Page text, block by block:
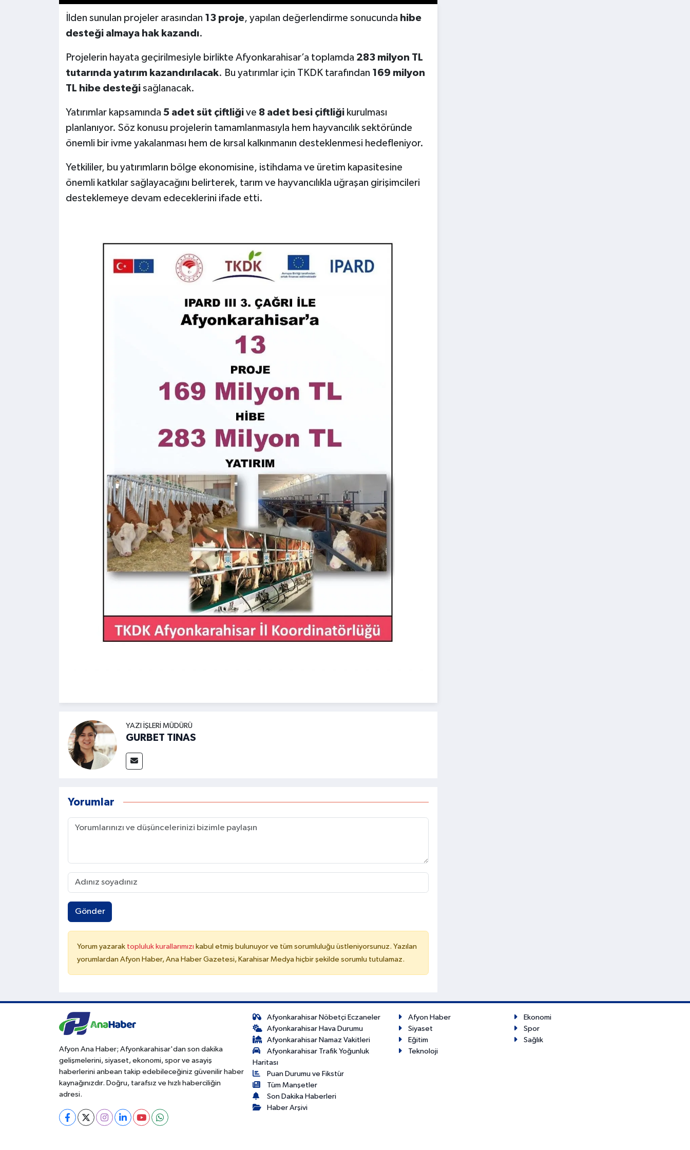
İlden sunulan projeler arasından 13 proje, yapılan değerlendirme sonucunda hibe
desteği almaya hak kazandı.
Projelerin hayata geçirilmesiyle birlikte Afyonkarahisar’a toplamda 283 milyon TL
tutarında yatırım kazandırılacak. Bu yatırımlar için TKDK tarafından 169 milyon
TL hibe desteğisağlanacak.
Yatırımlar kapsamında 5 adet süt çiftliğive 8 adet besi çiftliğikurulması
planlanıyor. Söz konusu projelerin tamamlanmasıyla hem hayvancılık sektöründe
önemli bir ivme yakalanması hem de kırsal kalkınmanın desteklenmesi hedefleniyor.
Yetkililer, bu yatırımların bölge ekonomisine, istihdama ve üretim kapasitesine
önemli katkılar sağlayacağını belirterek, tarım ve hayvancılıkla uğraşan girişimcileri
desteklemeye devam edeceklerini ifade etti.
YAZI İŞLERI MÜDÜRÜ
GURBET TINAS
Yorumlar
Gönder
Yorum yazarak topluluk kurallarımızı kabul etmiş bulunuyor ve tüm sorumluluğu üstleniyorsunuz. Yazılan
yorumlardan Afyon Haber, Ana Haber Gazetesi, Karahisar Medya hiçbir şekilde sorumlu tutulamaz.
Afyon Ana Haber; Afyonkarahisar'dan son dakika
gelişmelerini, siyaset, ekonomi, spor ve asayiş
haberlerini anbean takip edebileceğiniz güvenilir haber
kaynağınızdır. Doğru, tarafsız ve hızlı haberciliğin
adresi.
Afyonkarahisar Nöbetçi Eczaneler
Afyonkarahisar Hava Durumu
Afyonkarahisar Namaz Vakitleri
Afyonkarahisar Trafik Yoğunluk
Haritası
Puan Durumu ve Fikstür
Tüm Manşetler
Son Dakika Haberleri
Haber Arşivi
Afyon Haber
Ekonomi
Siyaset
Spor
Eğitim
Sağlık
Teknoloji